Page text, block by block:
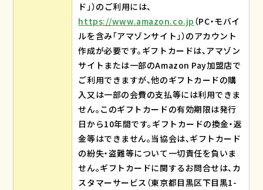
ド」）のご利用には、
https://www.amazon.co.jp （PC・モバイ
ルを含み「アマゾンサイト」）のアカウント
作成が必要です。ギフトカードは、アマゾン
サイトまたは一部のAmazon Pay加盟店で
ご利用できますが、他のギフトカードの購
入又は一部の会費の支払等には利用できま
せん。このギフトカードの有効期限は発行
日から10年間です。ギフトカードの換金・返
金等はできません。当協会は、ギフトカード
の紛失・盗難等について一切責任を負いま
せん。ギフトカードに関するお問合せは、カ
スタマーサービス（東京都目黒区下目黒1-